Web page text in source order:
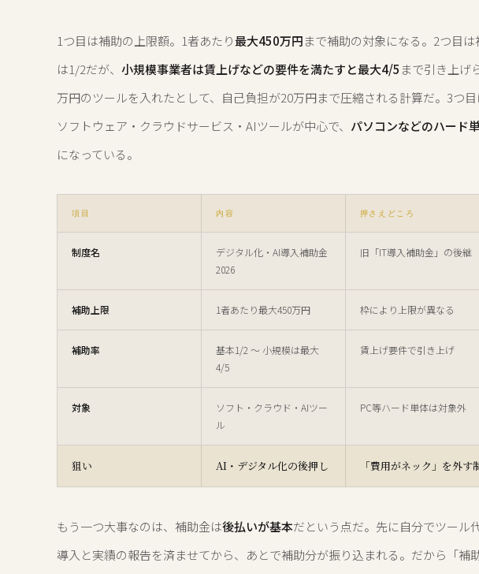
1つ目は補助の上限額。1者あたり最大450万円まで補助の対象になる。2つ目
は1/2だが、 小規模事業者は賃上げなどの要件を満たすと最大4/5 まで引き上げ
万円のツールを入れたとして、自己負担が20万円まで圧縮される計算だ。3つ
ソフトウェア・クラウドサービス・AIツールが中心で、 パソコンなどのハード
になっている。
項目 内容 押さえどころ
制度名
デジタル化・AI導入補助金
2026
旧「IT導入補助金」の後継
補助上限 1者あたり最大450万円 枠により上限が異なる
補助率
基本1/2 〜 小規模は最大
4/5
賃上げ要件で引き上げ
対象
ソフト・クラウド・AIツー
ル
PC等ハード単体は対象外
狙い AI・デジタル化の後押し 「費用がネック」を外す
もう一つ大事なのは、補助金は後払いが基本だという点だ。先に自分でツール
導入と実績の報告を済ませてから、あとで補助分が振り込まれる。だから「補